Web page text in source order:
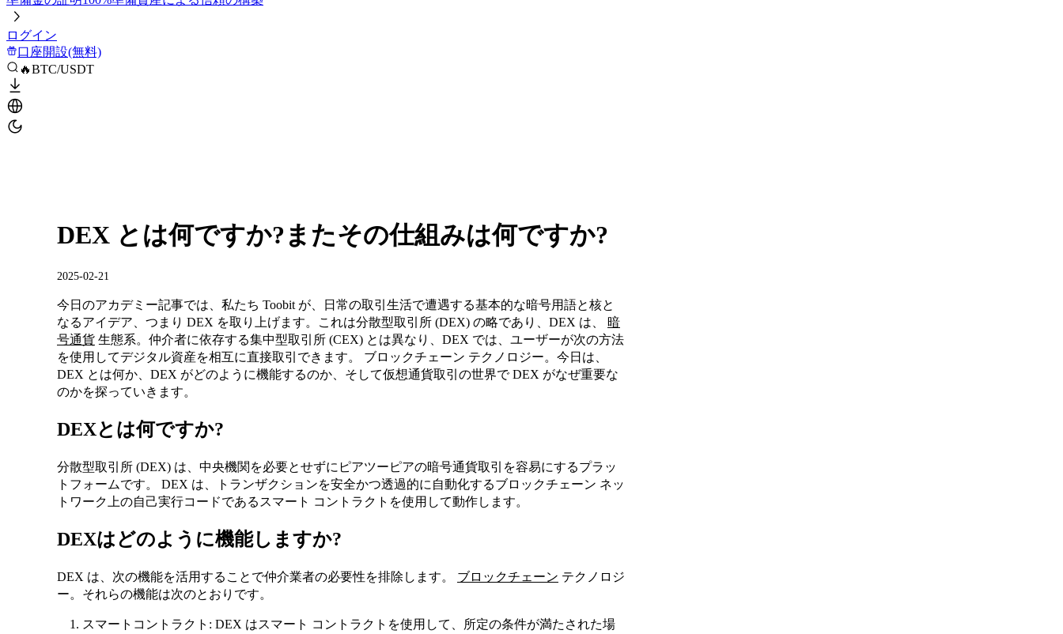
ログイン
口座開設(無料)
🔥BTC/USDT
DEX とは何ですか?またその仕組みは何ですか?
2025-02-21
今日のアカデミー記事では、私たち Toobit が、日常の取引生活で遭遇する基本的な暗号用語と核と
なるアイデア、つまり DEX を取り上げます。これは分散型取引所 (DEX) の略であり、DEX は、 暗
号通貨 生態系。仲介者に依存する集中型取引所 (CEX) とは異なり、DEX では、ユーザーが次の方法
を使用してデジタル資産を相互に直接取引できます。 ブロックチェーン テクノロジー。今日は、
DEX とは何か、DEX がどのように機能するのか、そして仮想通貨取引の世界で DEX がなぜ重要な
のかを探っていきます。
DEXとは何ですか?
分散型取引所 (DEX) は、中央機関を必要とせずにピアツーピアの暗号通貨取引を容易にするプラッ
トフォームです。 DEX は、トランザクションを安全かつ透過的に自動化するブロックチェーン ネッ
トワーク上の自己実行コードであるスマート コントラクトを使用して動作します。
DEXはどのように機能しますか?
DEX は、次の機能を活用することで仲介業者の必要性を排除します。 ブロックチェーン テクノロジ
ー。それらの機能は次のとおりです。
スマートコントラクト: DEX はスマート コントラクトを使用して、所定の条件が満たされた場